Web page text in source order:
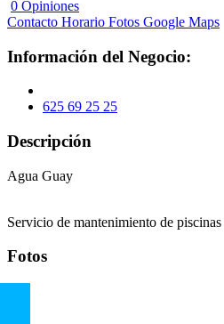
0 Opiniones
Contacto Horario Fotos Google Maps
Información del Negocio:
625 69 25 25
Descripción
Agua Guay
Servicio de mantenimiento de piscinas
Fotos